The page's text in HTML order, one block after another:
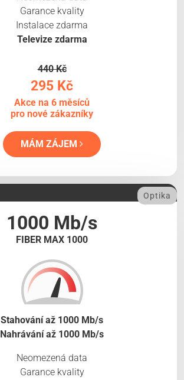
Garance kvality
Instalace zdarma
Televize zdarma
440 Kč
295 Kč
Akce na 6 měsíců
pro nové zákazníky
MÁM ZÁJEM
1000 Mb/s
FIBER MAX 1000
Optika
Stahování až 1000 Mb/s
Nahrávání až 1000 Mb/s
Neomezená data
Garance kvality